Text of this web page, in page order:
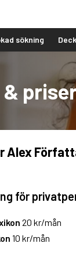
sökning
Alex
för
20 kr/mån
10 kr/mån